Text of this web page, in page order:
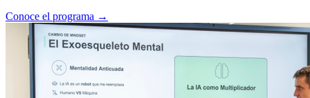
Conoce el programa →